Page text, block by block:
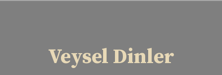
Veysel Dinler